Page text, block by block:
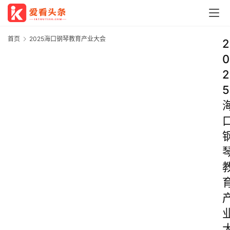
首页 2025海口钢琴教育产业大会
2
0
2
5